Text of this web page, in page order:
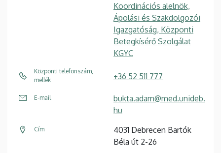
Koordinációs alelnök,
Ápolási és Szakdolgozói
Igazgatóság, Központi
Betegkísérő Szolgálat
KGYC
Központi telefonszám,
mellék
+36 52 511 777
E-mail
bukta.adam@med.unideb.
hu
Cím
4031 Debrecen Bartók
Béla út 2-26